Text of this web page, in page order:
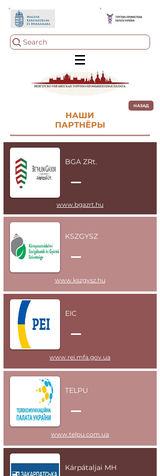
Search
НАЗАД
НАШИ
ПАРТНЁРЫ
BGA ZRt.
www.bgazrt.hu
KSZGYSZ
www.kszgysz.hu
EIC
www.rei.mfa.gov.ua
TELPU
www.telpu.com.ua
Kárpátaljai MH